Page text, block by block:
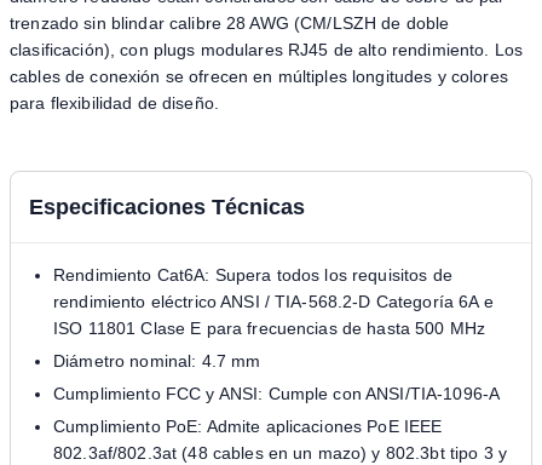
trenzado sin blindar calibre 28 AWG (CM/LSZH de doble
clasificación), con plugs modulares RJ45 de alto rendimiento. Los
cables de conexión se ofrecen en múltiples longitudes y colores
para flexibilidad de diseño.
Especificaciones Técnicas
Rendimiento Cat6A: Supera todos los requisitos de
rendimiento eléctrico ANSI / TIA-568.2-D Categoría 6A e
ISO 11801 Clase E para frecuencias de hasta 500 MHz
Diámetro nominal: 4.7 mm
Cumplimiento FCC y ANSI: Cumple con ANSI/TIA-1096-A
Cumplimiento PoE: Admite aplicaciones PoE IEEE
802.3af/802.3at (48 cables en un mazo) y 802.3bt tipo 3 y